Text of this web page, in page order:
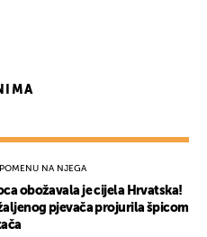
NA NJEGA
obožavala je cijela Hrvatska!
pjevača projurila špicom